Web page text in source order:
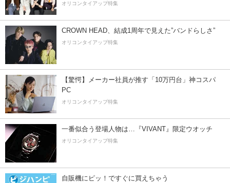
オリコンタイアップ特集
CROWN HEAD、結成1周年で見えた”バンドらしさ”
オリコンタイアップ特集
【驚愕】メーカー社員が推す「10万円台」神コスパ
PC
オリコンタイアップ特集
一番似合う登場人物は…『VIVANT』限定ウオッチ
オリコンタイアップ特集
自販機にピッ！ですぐに買えちゃう